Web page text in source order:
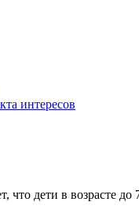
интересов
что дети в возрасте